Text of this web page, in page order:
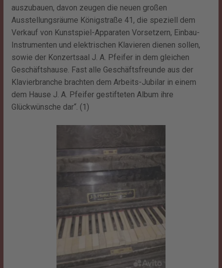
auszubauen, davon zeugen die neuen großen
Ausstellungsräume Königstraße 41, die speziell dem
Verkauf von Kunstspiel-Apparaten Vorsetzern, Einbau-
Instrumenten und elektrischen Klavieren dienen sollen,
sowie der Konzertsaal J. A. Pfeifer in dem gleichen
Geschäftshause. Fast alle Geschäftsfreunde aus der
Klavierbranche brachten dem Arbeits-Jubilar in einem
dem Hause J. A. Pfeifer gestifteten Album ihre
Glückwünsche dar“. (1)